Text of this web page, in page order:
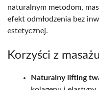
naturalnym metodom,
efekt odmłodzenia bez
estetycznej.
Korzyści z
Naturalny lifting